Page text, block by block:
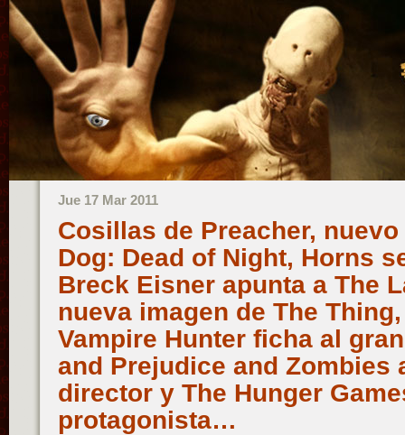
Jue 17 Mar 2011
Cosillas de Preacher,
Dog: Dead of Night, Horns
Breck Eisner apunta a The
nueva imagen de The
Vampire Hunter ficha al
and Prejudice and Zombies
director y The Hunger
protagonista…